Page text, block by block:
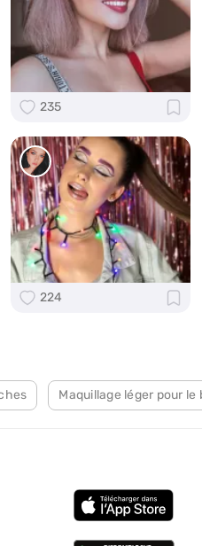
235
224
Maquillage léger pour le